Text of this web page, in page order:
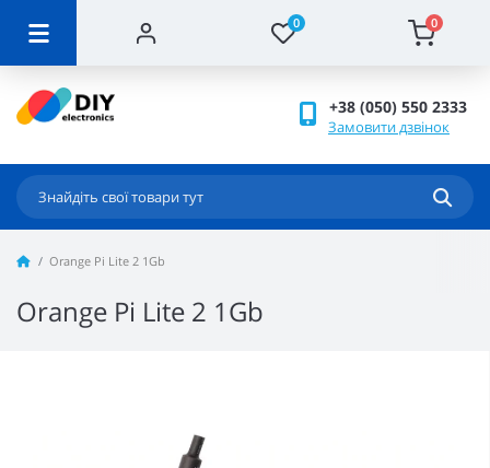
0 0
+38 (050) 550 2333
Замовити дзвінок
Orange Pi Lite 2 1Gb
Orange Pi Lite 2 1Gb